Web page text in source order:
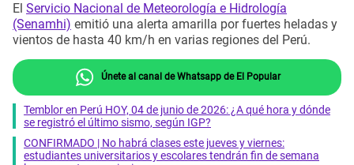
El Servicio Nacional de Meteorología e Hidrología
(Senamhi) emitió una alerta amarilla por fuertes heladas y
vientos de hasta 40 km/h en varias regiones del Perú.
Únete al canal de Whatsapp de El Popular
Temblor en Perú HOY, 04 de junio de 2026: ¿A qué hora y dónde
se registró el último sismo, según IGP?
CONFIRMADO | No habrá clases este jueves y viernes:
estudiantes universitarios y escolares tendrán fin de semana